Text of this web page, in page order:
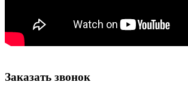
Заказать звонок